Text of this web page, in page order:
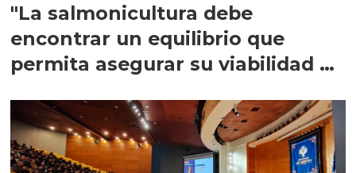
"La salmonicultura debe
encontrar un equilibrio que
permita asegurar su viabilidad de